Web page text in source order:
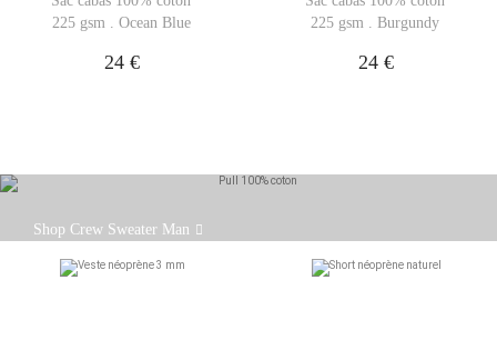
225 gsm . Ocean Blue
24 €
225 gsm . Burgundy
24 €
sweater revisite un classique du vestiaire avec
sobriété.
Shop Crew Sweater Man